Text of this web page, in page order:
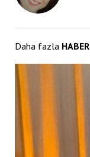
Daha fazla HABER